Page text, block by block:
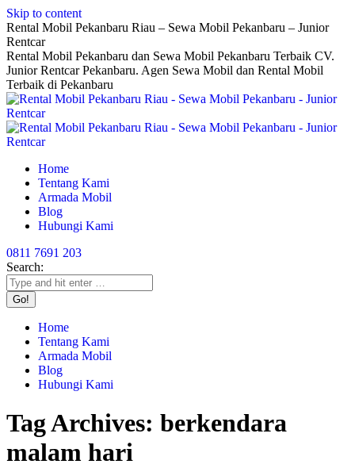
Skip to content
Rental Mobil Pekanbaru Riau – Sewa Mobil Pekanbaru – Junior
Rentcar
Rental Mobil Pekanbaru dan Sewa Mobil Pekanbaru Terbaik CV.
Junior Rentcar Pekanbaru. Agen Sewa Mobil dan Rental Mobil
Terbaik di Pekanbaru
Home
Tentang Kami
Armada Mobil
Blog
Hubungi Kami
0811 7691 203
Search:
Home
Tentang Kami
Armada Mobil
Blog
Hubungi Kami
Tag Archives: berkendara
malam hari